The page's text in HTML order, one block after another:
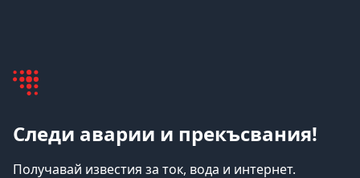
Следи аварии и прекъсвания!
Получавай известия за ток, вода и интернет.